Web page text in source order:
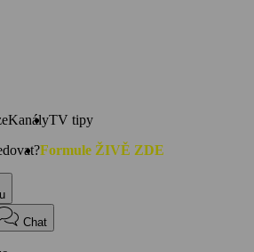
KanályTV tipy
Formule ŽIVĚ ZDE
Chat